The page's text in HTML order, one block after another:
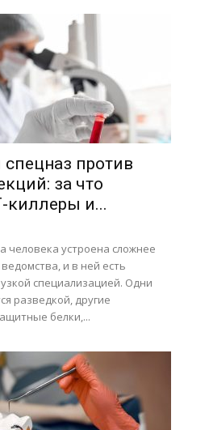
против
за что
киллеры и...
человека устроена сложнее
и в ней есть
специализацией. Одни
разведкой, другие
белки,...